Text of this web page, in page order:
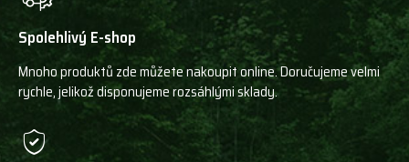
Spolehlivý E-shop
Mnoho produktů zde můžete nakoupit online. Doručujeme velmi
rychle, jelikož disponujeme rozsáhlými sklady.